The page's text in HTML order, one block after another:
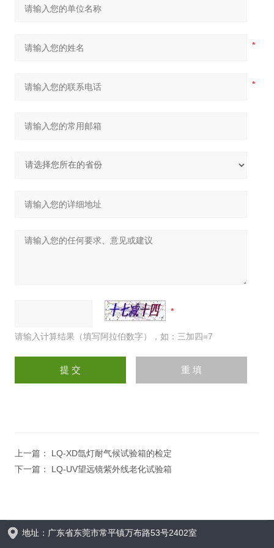
请输入计算结果（填写阿拉伯数字），如：三加四=7
上一篇： LQ-XD氙灯耐气候试验箱的检定
下一篇： LQ-UV望远镜紫外线老化试验箱
地址：广东省东莞市常平镇万布路53号2402室